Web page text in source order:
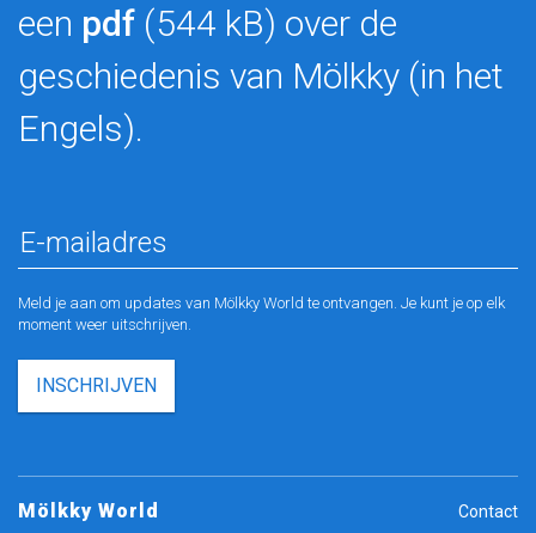
een pdf (544 kB) over de
geschiedenis van Mölkky (in het
Engels).
Meld je aan om updates van Mölkky World te ontvangen. Je kunt je op elk
moment weer uitschrijven.
INSCHRIJVEN
Mölkky World Contact